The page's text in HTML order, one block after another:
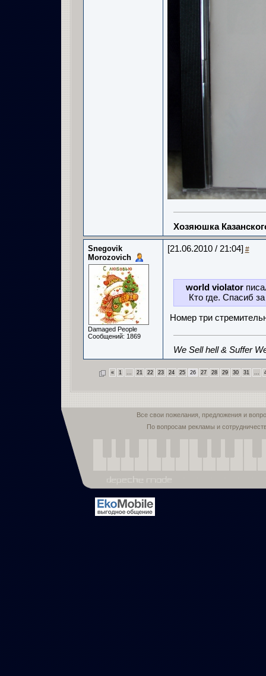
Хозяюшка
Snegovik
Morozovich
Damaged People
Сообщений: 1869
[21.06.2010 / 21:04] #
world violator
Кто где. Спасиб
Номер три
We Sell hell & Suffer
« 1 ... 21 22 23 24 25 26 27 28 29 30 31 ...
Все свои пожелания, предложения и
По вопросам рекламы и